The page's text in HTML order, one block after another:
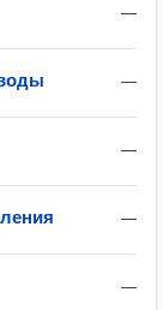
—
—
—
—
—